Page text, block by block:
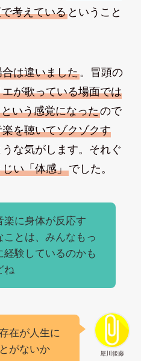
考えているということ
は違いました。冒頭の
エが歌っている場面では
いう感覚になったので
楽を聴いてゾクゾクす
うな気がします。それぐ
じい「体感」でした。
楽に身体が反応す
ことは、みんなもっ
経験しているのかも
ね
犀川後藤
在が人生に
がないか